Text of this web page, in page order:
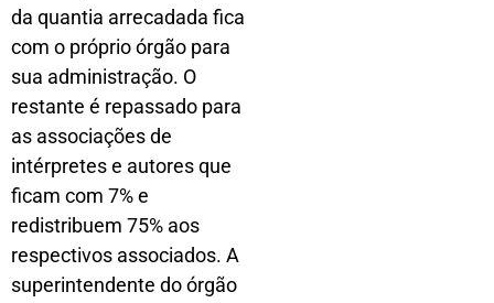
da quantia arrecadada fica
com o próprio órgão para
sua administração. O
restante é repassado para
as associações de
intérpretes e autores que
ficam com 7% e
redistribuem 75% aos
respectivos associados. A
superintendente do órgão